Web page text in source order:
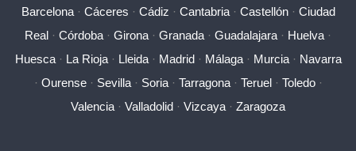
Barcelona· Cáceres · Cádiz · Cantabria· Castellón· Ciudad
Real · Córdoba · Girona · Granada · Guadalajara · Huelva ·
Huesca· La Rioja· Lleida· Madrid· Málaga· Murcia· Navarra
· Ourense· Sevilla· Soria· Tarragona· Teruel· Toledo·
Valencia · Valladolid · Vizcaya · Zaragoza